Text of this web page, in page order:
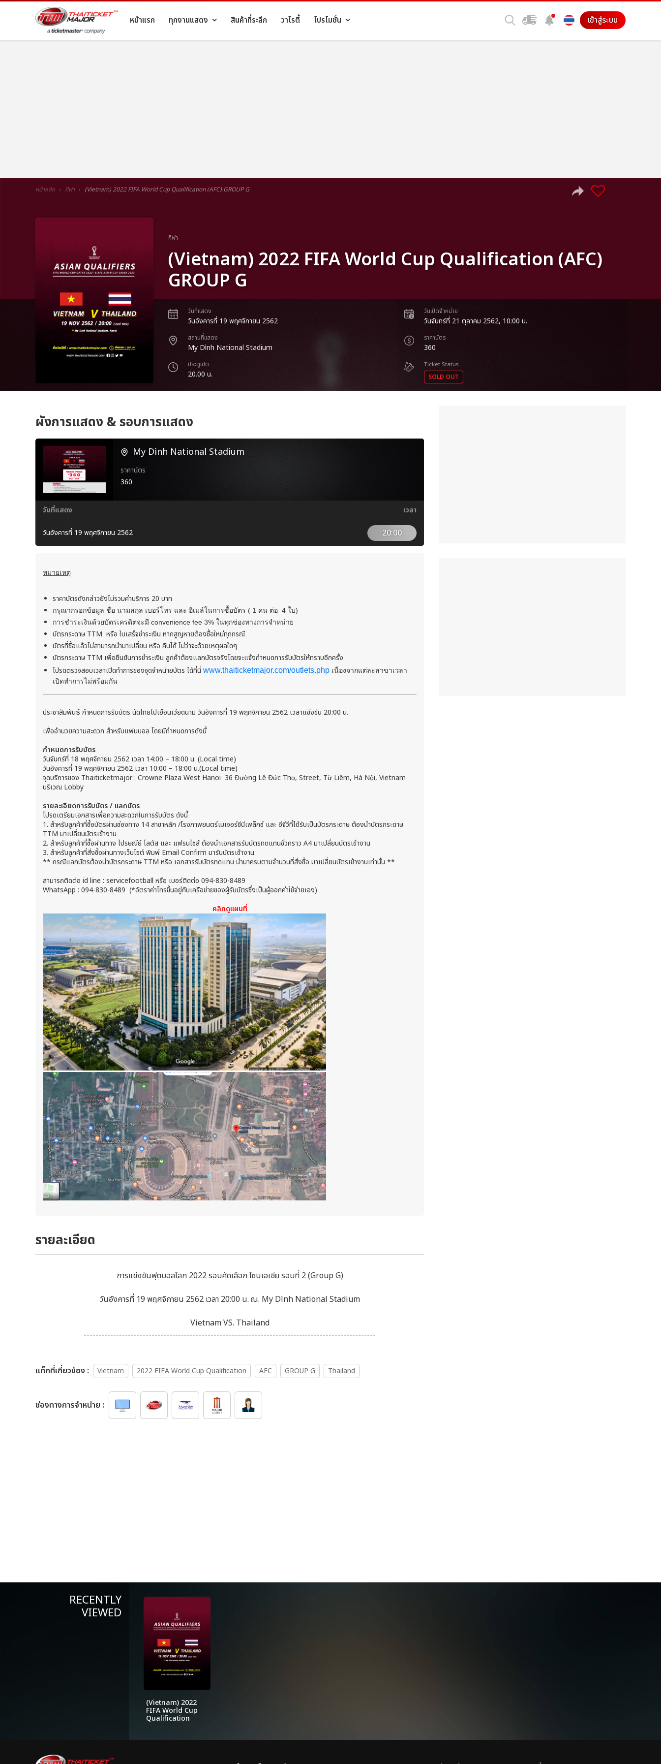
หน้าแรก ทุกงานแสดง สินค้าที่ระลึก วาไรตี้ โปรโมชั่น เข้าสู่ระบบ
หน้าหลัก กีฬา (Vietnam) 2022 FIFA World Cup Qualification (AFC) GROUP G
กีฬา
(Vietnam) 2022 FIFA World Cup Qualification (AFC)
GROUP G
วันที่แสดง
วันอังคารที่ 19 พฤศจิกายน 2562
สถานที่แสดง
My Dình National Stadium
ประตูเปิด
20.00 น.
วันเปิดจำหน่าย
วันจันทร์ที่ 21 ตุลาคม 2562, 10:00 น.
ราคาบัตร
360
Ticket Status
SOLD OUT
ผังการแสดง & รอบการแสดง
My Dình National Stadium
ราคาบัตร
360
วันที่แสดง เวลา
วันอังคารที่ 19 พฤศจิกายน 2562 20:00
หมายเหตุ
ราคาบัตรดังกล่าวยังไม่รวมค่าบริการ 20 บาท
กรุณากรอกข้อมูล ชื่อ นามสกุล เบอร์โทร และ อีเมล์ในการซื้อบัตร ( 1 คน ต่อ 4 ใบ)
การชำระเงินด้วยบัตรเครดิตจะมี convenience fee 3% ในทุกช่องทางการจำหน่าย
บัตรกระดาษ TTM หรือ ใบเสร็จชำระเงิน หากสูญหายต้องซื้อใหม่ทุกกรณี
บัตรที่ซื้อแล้วไม่สามารถนำมาเปลี่ยน หรือ คืนได้ ไม่ว่าจะด้วยเหตุผลใดๆ
บัตรกระดาษ TTM เพื่อยืนยันการชำระเงิน ลูกค้าต้องแลกบัตรจริงโดยจะแจ้งกำหนดการรับบัตรให้ทราบอีกครั้ง
โปรดตรวจสอบเวลาเปิดทำการของจุดจำหน่ายบัตร ได้ที่นี่ www.thaiticketmajor.com/outlets.php เนื่องจากแต่ละสาขาเวลา
เปิดทำการไม่พร้อมกัน
ประชาสัมพันธ์ กำหนดการรับบัตร นัดไทยไปเยือนเวียดนาม วันอังคารที่ 19 พฤศจิกายน 2562 เวลาแข่งขัน 20:00 น.
เพื่ออำนวยความสะดวก สำหรับแฟนบอล โดยมีกำหนดการดังนี้
กำหนดการรับบัตร
วันจันทร์ที่ 18 พฤศจิกายน 2562 เวลา 14:00 – 18:00 น. (Local time)
วันอังคารที่ 19 พฤศจิกายน 2562 เวลา 10:00 – 18:00 น.(Local time)
จุดบริการของ Thaiticketmajor : Crowne Plaza West Hanoi 36 Đường Lê Đức Thọ, Street, Từ Liêm, Hà Nội, Vietnam
บริเวณ Lobby
รายละเอียดการรับบัตร / แลกบัตร
โปรดเตรียมเอกสารเพื่อความสะดวกในการรับบัตร ดังนี้
1. สำหรับลูกค้าที่ซื้อบัตรผ่านช่องทาง 14 สาขาหลัก /โรงภาพยนตร์เมเจอร์ซีนีเพล็กซ์ และ อีจีวีที่ได้รับเป็นบัตรกระดาษ ต้องนำบัตรกระดาษ
TTM มาเปลี่ยนบัตรเข้างาน
2. สำหรับลูกค้าที่ซื้อผ่านทาง ไปรษณีย์ โลตัส และ แฟรนไชส์ ต้องนำเอกสารรับบัตรทดแทนชั่วคราว A4 มาเปลี่ยนบัตรเข้างาน
3. สำหรับลูกค้าที่สั่งซื้อผ่านทางเว็บไซต์ พิมพ์ Email Confirm มารับบัตรเข้างาน
** กรณีแลกบัตรต้องนำบัตรกระดาษ TTM หรือ เอกสารรับบัตรทดแทน นำมาครบตามจำนวนที่สั่งซื้อ มาเปลี่ยนบัตรเข้างานเท่านั้น **
สามารถติดต่อ id line : servicefootball หรือ เบอร์ติดต่อ 094-830-8489
WhatsApp : 094-830-8489 (*อัตราค่าโทรขึ้นอยู่กับเครือข่ายของผู้รับบัตรซึ่งเป็นผู้ออกค่าใช้จ่ายเอง)
คลิกดูแผนที่
รายละเอียด
การแข่งขันฟุตบอลโลก 2022 รอบคัดเลือก โซนเอเชีย รอบที่ 2 (Group G)
วันอังคารที่ 19 พฤศจิกายน 2562 เวลา 20:00 น. ณ. My Dình National Stadium
Vietnam VS. Thailand
---------------------------------------------------------------------------------------------------
เเท็กที่เกี่ยวข้อง : Vietnam 2022 FIFA World Cup Qualification AFC GROUP G Thailand
ช่องทางการจำหน่าย :
RECENTLY
VIEWED
(Vietnam) 2022
FIFA World Cup
Qualification